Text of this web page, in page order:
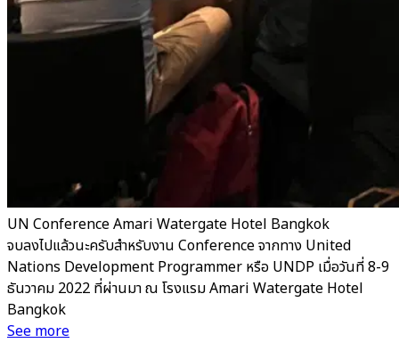
UN Conference Amari Watergate Hotel Bangkok
จบลงไปแล้วนะครับสำหรับงาน Conference จากทาง United
Nations Development Programmer หรือ UNDP เมื่อวันที่ 8-9
ธันวาคม 2022 ที่ผ่านมา ณ โรงแรม Amari Watergate Hotel
Bangkok
See more